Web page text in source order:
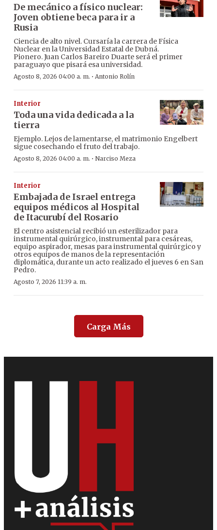
De mecánico a físico nuclear:
Joven obtiene beca para ir a
Rusia
Ciencia de alto nivel. Cursaría la carrera de Física
Nuclear en la Universidad Estatal de Dubná.
Pionero. Juan Carlos Bareiro Duarte será el primer
paraguayo que pisará esa universidad.
Agosto 8, 2026 04:00 a. m. · Antonio Rolín
Interior
Toda una vida dedicada a la
tierra
Ejemplo. Lejos de lamentarse, el matrimonio Engelbert
sigue cosechando el fruto del trabajo.
Agosto 8, 2026 04:00 a. m. · Narciso Meza
Interior
Embajada de Israel entrega
equipos médicos al Hospital
de Itacurubí del Rosario
El centro asistencial recibió un esterilizador para
instrumental quirúrgico, instrumental para cesáreas,
equipo aspirador, mesas para instrumental quirúrgico y
otros equipos de manos de la representación
diplomática, durante un acto realizado el jueves 6 en San
Pedro.
Agosto 7, 2026 11:39 a. m.
Carga Más